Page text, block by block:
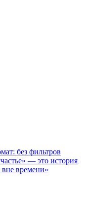
без фильтров
— это история
времени»